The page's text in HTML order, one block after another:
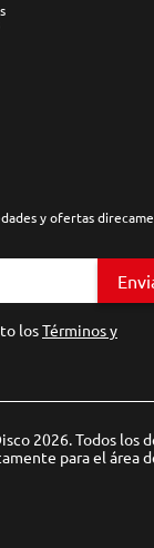
y ofertas
losTérminos y
2026. Todos los
para el área